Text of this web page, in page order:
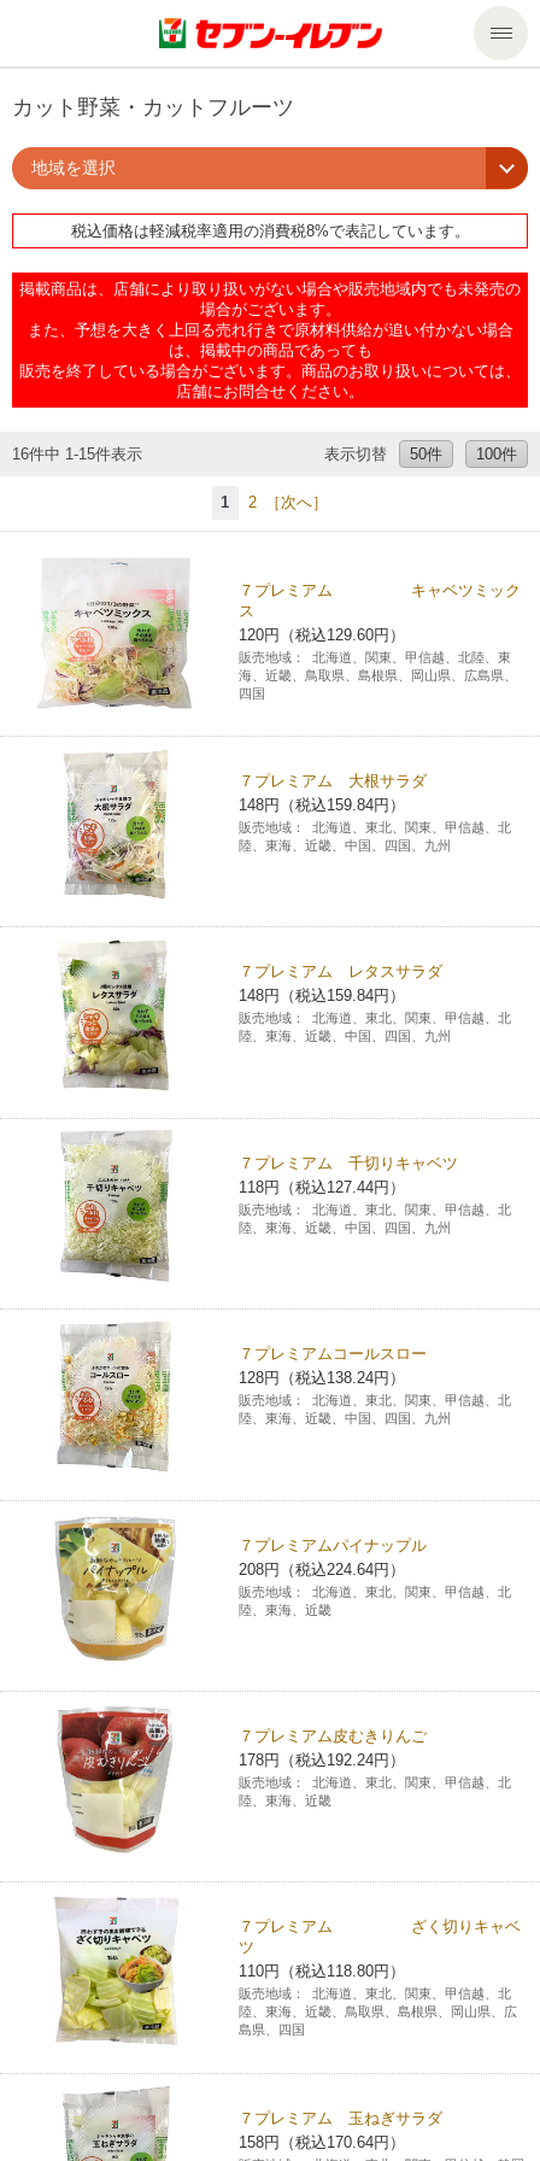
商品のご案内
商品のご案内トップ
今週の新商品
商品カテゴリ一覧
食の安全・安心への取組み
プリペイドカード・金券
ニンテンドー・ダウンロードカード
セール・キャンペーン
サービス
nanacoトップ
マルチコピー機でできることトップ
プリント
スキャン
ファクス
チケット
スポーツ振興くじ
行政サービス
保険
学び・教育
切手・はがき・印紙
セブン銀行ATM
ご利用可能なお支払い方法
各種料金のお支払い
レジでApple Accountにチャージ
オンラインフォトサービス
宅配ロッカー（店舗限定）
自転車シェアリング（店舗限定）
モバイルバッテリーシェアリング（店舗限定）
モバイルWi-Fiバッテリーシェアリング（店舗限定）
荷物預かりサービス「ecbocloakエクボクローク」（店舗限定）
パウダースペース ラブン（店舗限定）
ソフトバンクギフト
チケットサービス
セブンチケット
チケットぴあ
イープラス
CNプレイガイド
セブン‐イレブンでお受取り
タワーレコード
セブンネットショッピング
停電時のサービス停止のお知らせ
企業情報トップ
ニュースリリース
会社概要
貸借対照表・損益計算書
国内店舗数
セブン‐イレブンの海外事業
データで見るセブン‐イレブン
セブン‐イレブンの「商品力」
セブン-イレブンの横顔
セブン-イレブンの歴史
私たちの取組み
サステナビリティ
セブン＆アイ・ホールディングスの重点課題
サステナビリティ活動基本方針
サステナビリティ推進体制
GREEN CHALLENGE 2050
4VISIONS
サステナビリティレポート
報告書ライブラリー
加盟店オーナー募集
アルバイト情報 採用情報
店舗検索
ネットショッピング
お問い合わせ
Language
English (Corporate)
English (Services)
中文[繁體字](服務)
简体中文(服务)
한국어(서비스)
ภาษาไทย(บริการ)
カット野菜・カットフルーツ
地域を選択
税込価格は軽減税率適用の消費税8%で表記しています。
掲載商品は、店舗により取り扱いがない場合や販売地域内でも未発売の
場合がございます。
また、予想を大きく上回る売れ行きで原材料供給が追い付かない場合
は、掲載中の商品であっても
販売を終了している場合がございます。商品のお取り扱いについては、
店舗にお問合せください。
16件中 1-15件表示 表示切替 50件 100件
1 2 ［次へ］
７プレミアム キャベツミック
ス
120円（税込129.60円）
販売地域：
北海道、関東、甲信越、北陸、東
海、近畿、鳥取県、島根県、岡山県、広島県、
四国
７プレミアム 大根サラダ
148円（税込159.84円）
販売地域：
北海道、東北、関東、甲信越、北
陸、東海、近畿、中国、四国、九州
７プレミアム レタスサラダ
148円（税込159.84円）
販売地域：
北海道、東北、関東、甲信越、北
陸、東海、近畿、中国、四国、九州
７プレミアム 千切りキャベツ
118円（税込127.44円）
販売地域：
北海道、東北、関東、甲信越、北
陸、東海、近畿、中国、四国、九州
７プレミアムコールスロー
128円（税込138.24円）
販売地域：
北海道、東北、関東、甲信越、北
陸、東海、近畿、中国、四国、九州
７プレミアムパイナップル
208円（税込224.64円）
販売地域：
北海道、東北、関東、甲信越、北
陸、東海、近畿
７プレミアム皮むきりんご
178円（税込192.24円）
販売地域：
北海道、東北、関東、甲信越、北
陸、東海、近畿
７プレミアム ざく切りキャベ
ツ
110円（税込118.80円）
販売地域：
北海道、東北、関東、甲信越、北
陸、東海、近畿、鳥取県、島根県、岡山県、広
島県、四国
７プレミアム 玉ねぎサラダ
158円（税込170.64円）